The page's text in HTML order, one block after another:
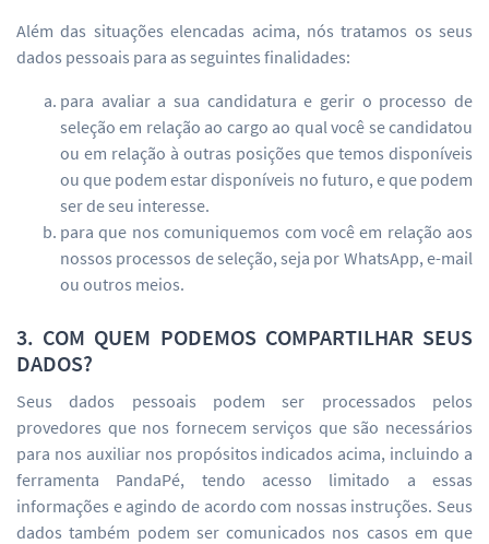
Além das situações elencadas acima, nós tratamos os seus
dados pessoais para as seguintes finalidades:
para avaliar a sua candidatura e gerir o processo de
seleção em relação ao cargo ao qual você se candidatou
ou em relação à outras posições que temos disponíveis
ou que podem estar disponíveis no futuro, e que podem
ser de seu interesse.
para que nos comuniquemos com você em relação aos
nossos processos de seleção, seja por WhatsApp, e-mail
ou outros meios.
3. COM QUEM PODEMOS COMPARTILHAR SEUS
DADOS?
Seus dados pessoais podem ser processados pelos
provedores que nos fornecem serviços que são necessários
para nos auxiliar nos propósitos indicados acima, incluindo a
ferramenta PandaPé, tendo acesso limitado a essas
informações e agindo de acordo com nossas instruções. Seus
dados também podem ser comunicados nos casos em que